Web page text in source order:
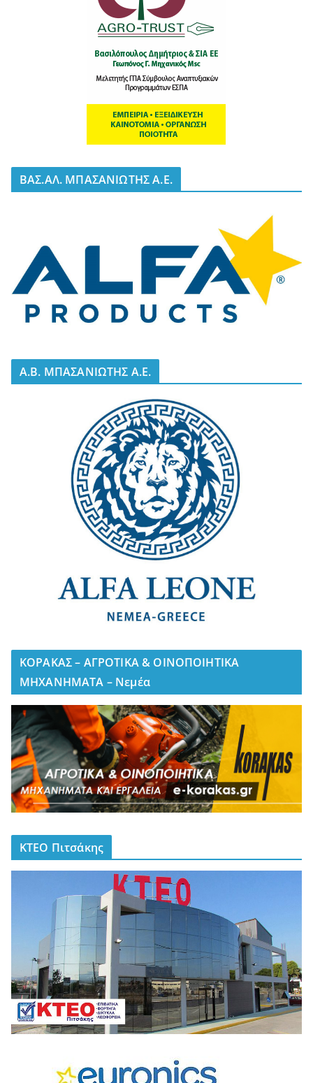
BΑΣ.ΑΛ. ΜΠΑΣΑΝΙΩΤΗΣ Α.Ε.
A.B. ΜΠΑΣΑΝΙΩΤΗΣ Α.Ε.
ΚΟΡΑΚΑΣ – ΑΓΡΟΤΙΚΑ & ΟΙΝΟΠΟΙΗΤΙΚΑ
ΜΗΧΑΝΗΜΑΤΑ – Νεμέα
ΚΤΕΟ Πιτσάκης